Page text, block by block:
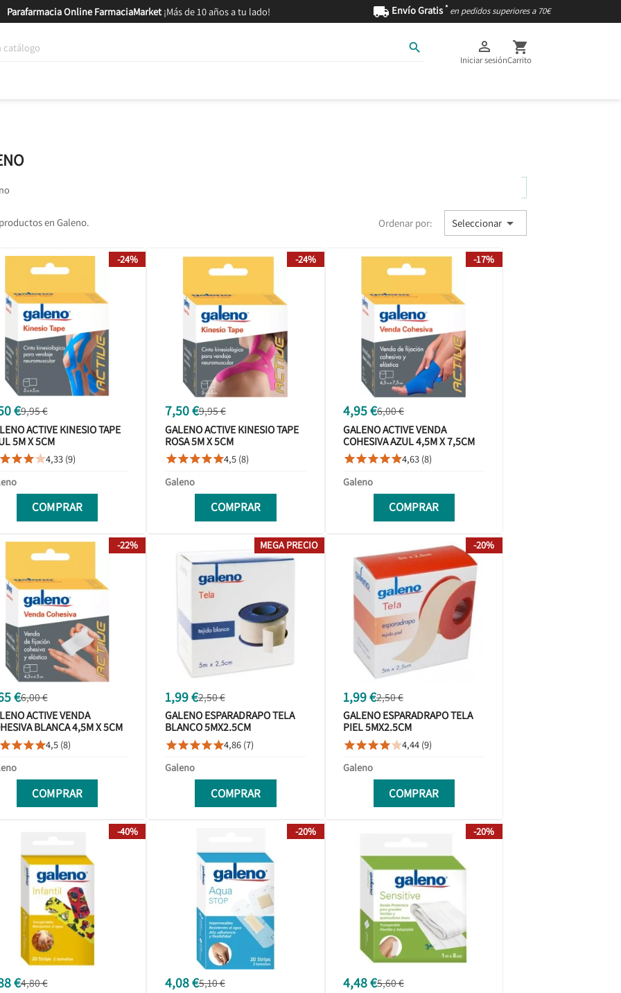
Parafarmacia Online FarmaciaMarket¡Más de 10 años a tu lado!  Envío Gratis * en pedidos superiores a 70€
 
Iniciar sesión

Carrito
en Galeno. Ordenar por: Seleccionar 
€9,95 €
ACTIVE KINESIO TAPE
5M X 5CM
4,33 (9)
COMPRAR
-24%
7,50 €9,95 €
GALENO ACTIVE KINESIO TAPE
ROSA 5M X 5CM
4,5 (8)
Galeno
COMPRAR
-24%
4,95 €6,00 €
GALENO ACTIVE VENDA
COHESIVA AZUL 4,5M X 7,5CM
4,63 (8)
Galeno
COMPRAR
-17%
€6,00 €
ACTIVE VENDA
BLANCA 4,5M X 5CM
4,5 (8)
COMPRAR
-22%
1,99 €2,50 €
GALENO ESPARADRAPO TELA
BLANCO 5MX2.5CM
4,86 (7)
Galeno
COMPRAR
MEGA PRECIO
1,99 €2,50 €
GALENO ESPARADRAPO TELA
PIEL 5MX2.5CM
4,44 (9)
Galeno
COMPRAR
-20%
€4,80 €
-40%
4,08 €5,10 €
-20%
4,48 €5,60 €
-20%